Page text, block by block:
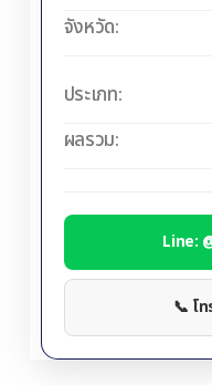
จังหวัด:
ประเภท:
ผลรวม:
Line:
📞 โ